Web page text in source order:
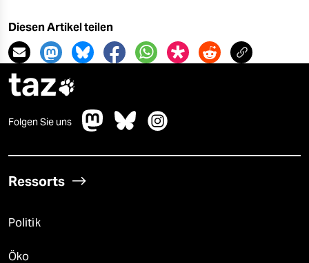
Diesen Artikel teilen
taz
Folgen Sie uns
Ressorts
Politik
Öko